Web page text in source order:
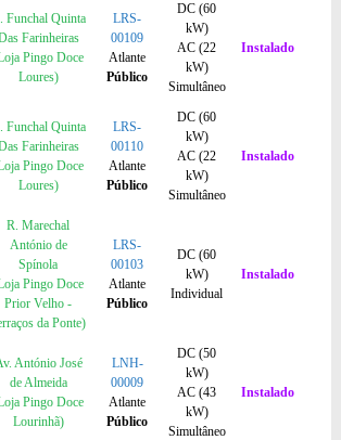
Funchal Quinta
Farinheiras
Pingo Doce
Loures)
LRS-
00109
Atlante
Público
DC (60
kW)
AC (22
kW)
Simultâneo
Instalado
Funchal Quinta
Farinheiras
Pingo Doce
Loures)
LRS-
00110
Atlante
Público
DC (60
kW)
AC (22
kW)
Simultâneo
Instalado
R. Marechal
António de
Spínola
Pingo Doce
Prior Velho -
da Ponte)
LRS-
00103
Atlante
Público
DC (60
kW)
Individual
Instalado
António José
de Almeida
Pingo Doce
Lourinhã)
LNH-
00009
Atlante
Público
DC (50
kW)
AC (43
kW)
Simultâneo
Instalado